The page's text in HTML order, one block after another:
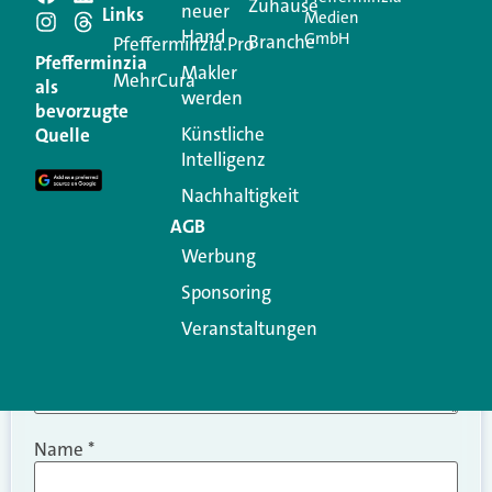
Schreiben Sie einen
Kommentar
Ihre E-Mail-Adresse wird nicht veröffentlicht.
Erforderliche Felder sind mit
Kommentar
Name *
Pfefferminzia
als
bevorzugte
Quelle
Links
Pfefferminzia.Pro
MehrCura
neuer
Hand
Makler
werden
Künstliche
Intelligenz
Nachhaltigkeit
AGB
Werbung
Sponsoring
Veranstaltungen
Zuhause
Branche
Medien
GmbH